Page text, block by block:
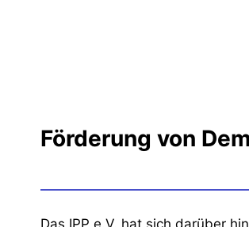
Förderung von
Das IPP e.V. hat sich darüber